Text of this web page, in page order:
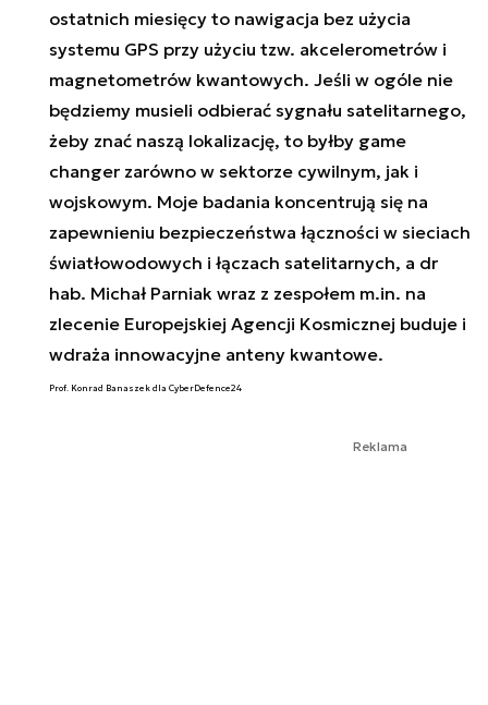
ostatnich miesięcy to nawigacja bez użycia
systemu GPS przy użyciu tzw. akcelerometrów i
magnetometrów kwantowych. Jeśli w ogóle nie
będziemy musieli odbierać sygnału satelitarnego,
żeby znać naszą lokalizację, to byłby game
changer zarówno w sektorze cywilnym, jak i
wojskowym. Moje badania koncentrują się na
zapewnieniu bezpieczeństwa łączności w sieciach
światłowodowych i łączach satelitarnych, a dr
hab. Michał Parniak wraz z zespołem m.in. na
zlecenie Europejskiej Agencji Kosmicznej buduje i
wdraża innowacyjne anteny kwantowe.
Prof. Konrad Banaszek dla CyberDefence24
Reklama